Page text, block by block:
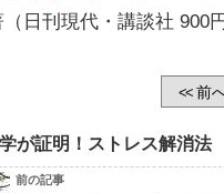
日刊現代・講談社 900円
<<前
学が証明！ストレス解消法
前の記事